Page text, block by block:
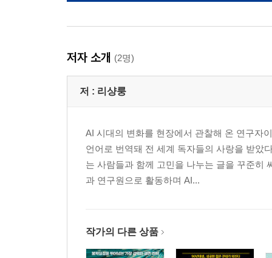
저자 소개 (2명)
저 : 리샹룽
AI 시대의 변화를 현장에서 관찰해 온 연구자
언어로 번역돼 전 세계 독자들의 사랑을 받았
는 사람들과 함께 고민을 나누는 글을 꾸준히
과 연구원으로 활동하며 AI...
작가의 다른 상품